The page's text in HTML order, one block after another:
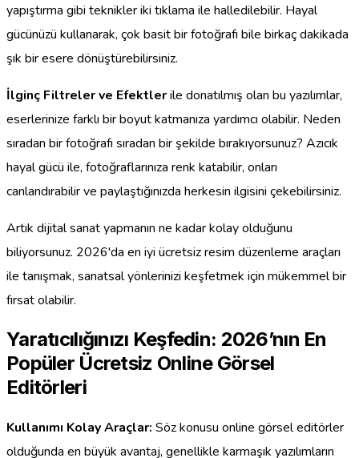
yapıştırma gibi teknikler iki tıklama ile halledilebilir. Hayal
gücünüzü kullanarak, çok basit bir fotoğrafı bile birkaç dakikada
şık bir esere dönüştürebilirsiniz.
İlginç Filtreler ve Efektlerile donatılmış olan bu yazılımlar,
eserlerinize farklı bir boyut katmanıza yardımcı olabilir. Neden
sıradan bir fotoğrafı sıradan bir şekilde bırakıyorsunuz? Azıcık
hayal gücü ile, fotoğraflarınıza renk katabilir, onları
canlandırabilir ve paylaştığınızda herkesin ilgisini çekebilirsiniz.
Artık dijital sanat yapmanın ne kadar kolay olduğunu
biliyorsunuz. 2026'da en iyi ücretsiz resim düzenleme araçları
ile tanışmak, sanatsal yönlerinizi keşfetmek için mükemmel bir
fırsat olabilir.
Yaratıcılığınızı Keşfedin: 2026’nın En
Popüler Ücretsiz Online Görsel
Editörleri
Kullanımı Kolay Araçlar: Söz konusu online görsel editörler
olduğunda en büyük avantaj, genellikle karmaşık yazılımların